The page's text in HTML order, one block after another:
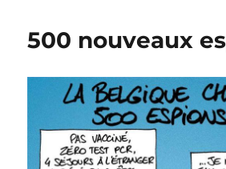
le
500 nouveaux